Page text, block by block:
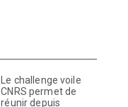
Le challenge voile
CNRS permet de
réunir depuis